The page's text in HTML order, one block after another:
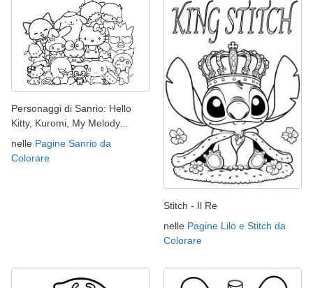
Personaggi di Sanrio: Hello
Kitty, Kuromi, My Melody...
nelle Pagine Sanrio da
Colorare
Stitch - Il Re
nelle Pagine Lilo e Stitch da
Colorare